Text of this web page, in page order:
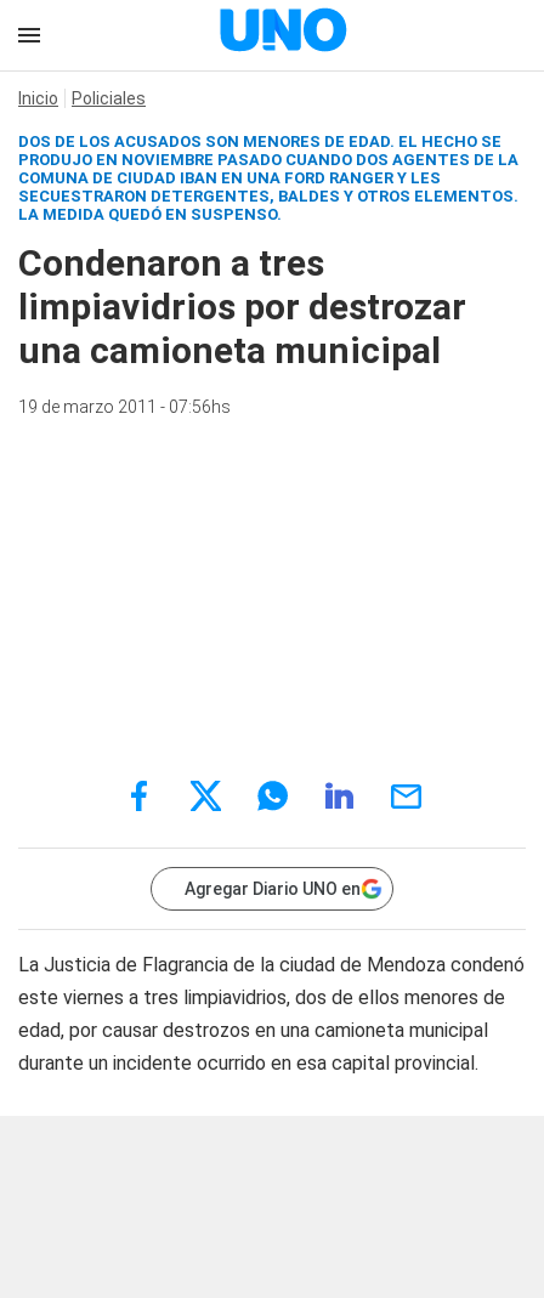
Inicio Policiales
DOS DE LOS ACUSADOS SON MENORES DE EDAD. EL HECHO SE
PRODUJO EN NOVIEMBRE PASADO CUANDO DOS AGENTES DE LA
COMUNA DE CIUDAD IBAN EN UNA FORD RANGER Y LES
SECUESTRARON DETERGENTES, BALDES Y OTROS ELEMENTOS.
LA MEDIDA QUEDÓ EN SUSPENSO.
Condenaron a tres
limpiavidrios por destrozar
una camioneta municipal
19 de marzo 2011 - 07:56hs
Agregar Diario UNO en
La Justicia de Flagrancia de la ciudad de Mendoza condenó
este viernes a tres limpiavidrios, dos de ellos menores de
edad, por causar destrozos en una camioneta municipal
durante un incidente ocurrido en esa capital provincial.